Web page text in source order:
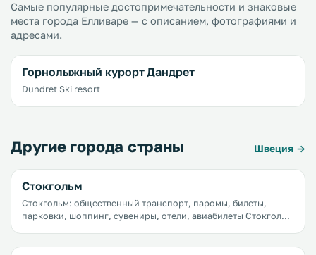
Самые популярные достопримечательности и знаковые
места города Елливаре — с описанием, фотографиями и
адресами.
Горнолыжный курорт Дандрет
Dundret Ski resort
Другие города страны Швеция →
Стокгольм
Стокгольм: общественный транспорт, паромы, билеты,
парковки, шоппинг, сувениры, отели, авиабилеты Стокгольм